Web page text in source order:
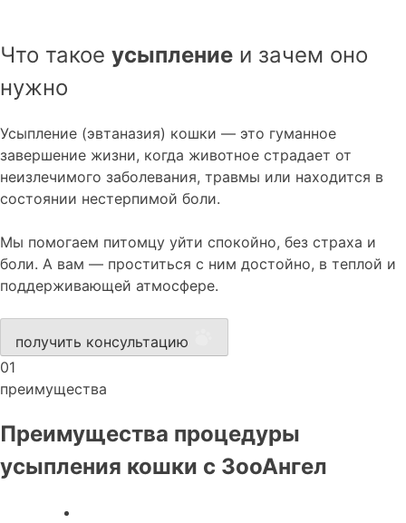
Что такое усыпление и зачем оно
нужно
Усыпление (эвтаназия) кошки — это гуманное
завершение жизни, когда животное страдает от
неизлечимого заболевания, травмы или находится в
состоянии нестерпимой боли.
Мы помогаем питомцу уйти спокойно, без страха и
боли. А вам — проститься с ним достойно, в теплой и
поддерживающей атмосфере.
получить консультацию
01
преимущества
Преимущества процедуры
усыпления кошки с ЗооАнгел